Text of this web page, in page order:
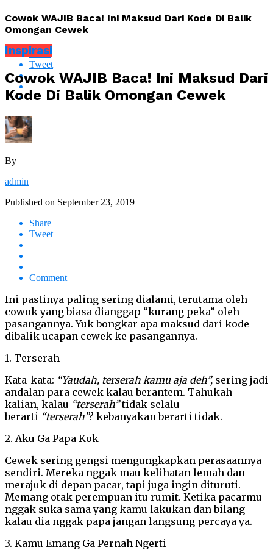
Cowok WAJIB Baca! Ini Maksud Dari Kode Di Balik
Omongan Cewek
Share
Tweet
Inspirasi
Cowok WAJIB Baca! Ini Maksud Dari
Kode Di Balik Omongan Cewek
By
admin
Published on September 23, 2019
Share
Tweet
Comment
Ini pastinya paling sering dialami, terutama oleh
cowok yang biasa dianggap “kurang peka” oleh
pasangannya. Yuk bongkar apa maksud dari kode
dibalik ucapan cewek ke pasangannya.
1. Terserah
Kata-kata: “Yaudah, terserah kamu aja deh”, sering jadi
andalan para cewek kalau berantem. Tahukah
kalian, kalau “terserah”tidak selalu
berarti “terserah”? kebanyakan berarti tidak.
2. Aku Ga Papa Kok
Cewek sering gengsi mengungkapkan perasaannya
sendiri. Mereka nggak mau kelihatan lemah dan
merajuk di depan pacar, tapi juga ingin dituruti.
Memang otak perempuan itu rumit. Ketika pacarmu
nggak suka sama yang kamu lakukan dan bilang
kalau dia nggak papa jangan langsung percaya ya.
3. Kamu Emang Ga Pernah Ngerti